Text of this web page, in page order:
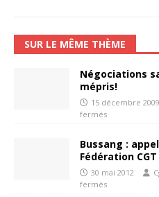
SUR LE MÊME THÈME
Négociations
mépris!
15 décembre 2009
fermés
Bussang :
Fédération CGT
30 mai 2012
fermés